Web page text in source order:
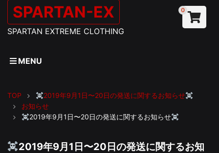
SPARTAN-EX
SPARTAN EXTREME CLOTHING
0
MENU
TOP
2019年9月1日〜20日の発送に関するお知らせ
お知らせ
2019年9月1日〜20日の発送に関するお知らせ
2019年9月1日〜20日の発送に関するお知